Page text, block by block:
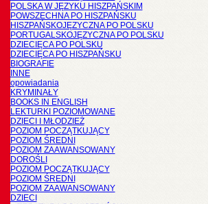
POLSKA W JĘZYKU HISZPAŃSKIM
POWSZECHNA PO HISZPAŃSKU
HISZPAŃSKOJĘZYCZNA PO POLSKU
PORTUGALSKOJĘZYCZNA PO POLSKU
DZIECIĘCA PO POLSKU
DZIECIĘCA PO HISZPAŃSKU
BIOGRAFIE
INNE
opowiadania
KRYMINAŁY
BOOKS IN ENGLISH
LEKTURKI POZIOMOWANE
DZIECI I MŁODZIEŻ
POZIOM POCZĄTKUJĄCY
POZIOM ŚREDNI
POZIOM ZAAWANSOWANY
DOROŚLI
POZIOM POCZĄTKUJĄCY
POZIOM ŚREDNI
POZIOM ZAAWANSOWANY
DZIECI